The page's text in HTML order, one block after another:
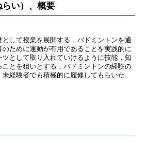
い）、概要
して授業を展開する．バドミントンを通
のために運動が有用であることを実践的に
として取り入れていけるように技能，知
とを狙いとする．バドミントンの経験の
経験者でも積極的に履修してもらいた